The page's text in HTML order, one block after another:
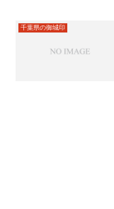
千葉県の御城印